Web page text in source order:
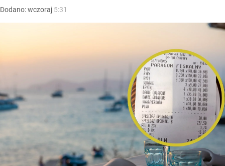
Dodano:wczoraj 5:31